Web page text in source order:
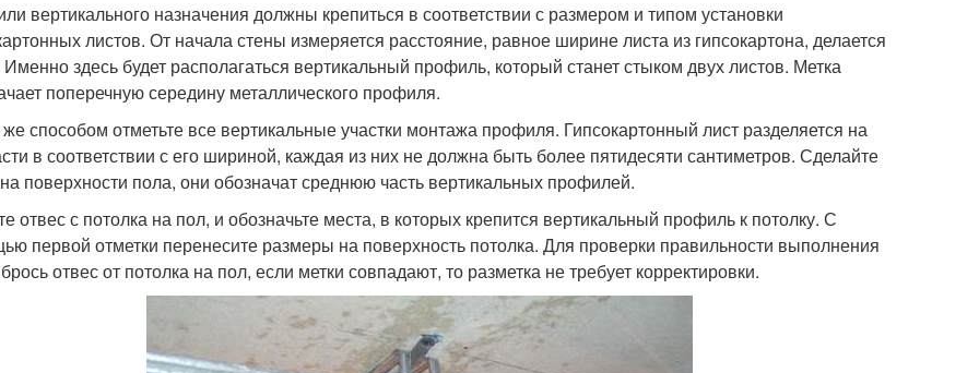
вертикального назначения должны крепиться в соответствии с размером и типом установки
листов. От начала стены измеряется расстояние, равное ширине листа из гипсокартона, делается
Именно здесь будет располагаться вертикальный профиль, который станет стыком двух листов. Метка
поперечную середину металлического профиля.
способом отметьте все вертикальные участки монтажа профиля. Гипсокартонный лист разделяется на
в соответствии с его шириной, каждая из них не должна быть более пятидесяти сантиметров. Сделайте
поверхности пола, они обозначат среднюю часть вертикальных профилей.
отвес с потолка на пол, и обозначьте места, в которых крепится вертикальный профиль к потолку. С
первой отметки перенесите размеры на поверхность потолка. Для проверки правильности выполнения
отвес от потолка на пол, если метки совпадают, то разметка не требует корректировки.